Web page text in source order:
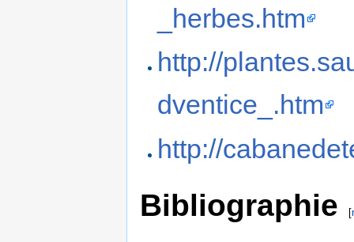
_herbes.htm
http://
dventice_.htm
http://
Bibliographie [